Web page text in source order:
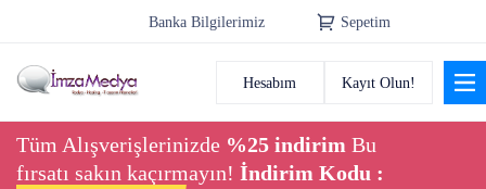
Banka Bilgilerimiz Sepetim
Hesabım Kayıt Olun!
Tüm Alışverişlerinizde %25 indirim Bu
fırsatı sakın kaçırmayın! İndirim Kodu :